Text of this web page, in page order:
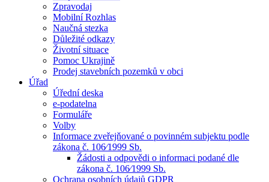
Zpravodaj
Mobilní Rozhlas
Naučná stezka
Důležité odkazy
Životní situace
Pomoc Ukrajině
Prodej stavebních pozemků v obci
Úřad
Úřední deska
e-podatelna
Formuláře
Volby
Informace zveřejňované o povinném subjektu podle
zákona č. 106⁄1999 Sb.
Žádosti a odpovědi o informaci podané dle
zákona č. 106⁄1999 Sb.
Ochrana osobních údajů GDPR